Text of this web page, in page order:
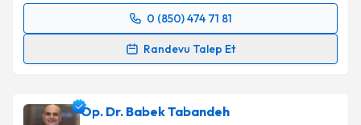
Takvim Talebini Gönder
0 (850) 474 71 81
Randevu Talep Et
Randevu Takvimi Talebi
takvim hazırlandığında e-posta ile bilgilendireceğiz.
Op. Dr. Babek Tabandeh